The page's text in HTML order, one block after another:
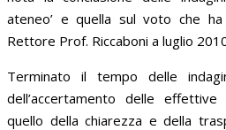
ateneo’ e quella sul voto che
Rettore Prof. Riccaboni a luglio
Terminato il tempo delle
dell’accertamento delle effettive
quello della chiarezza e della